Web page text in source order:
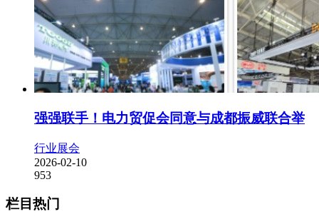
强强联手！电力贸促会同意与成都振威联合举
行业展会
2026-02-10
953
栏目热门